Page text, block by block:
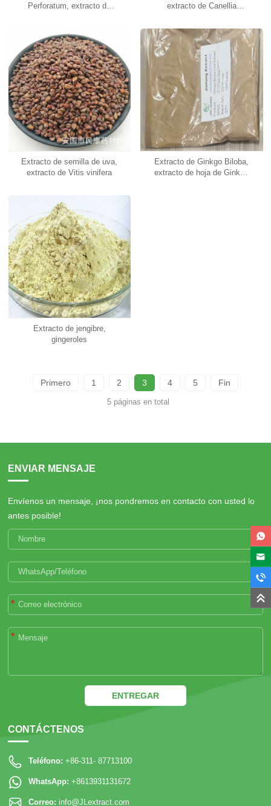
Perforatum, extracto de
extracto de Canellia
Extracto de semilla de uva,
extracto de Vitis vinifera
Extracto de Ginkgo Biloba,
extracto de hoja de Ginkgo
Extracto de jengibre,
gingeroles
Primero 1 2 3 4 5 Fin
5 páginas en total
CONTÁCTENOS
Teléfono: +86-311- 87713100
WhatsApp: +8613931131672
Correo: info@JLextract.com
ENVIAR MENSAJE
Envíenos un mensaje, ¡nos pondremos en contacto con usted lo
antes posible!
*
*
ENTREGAR